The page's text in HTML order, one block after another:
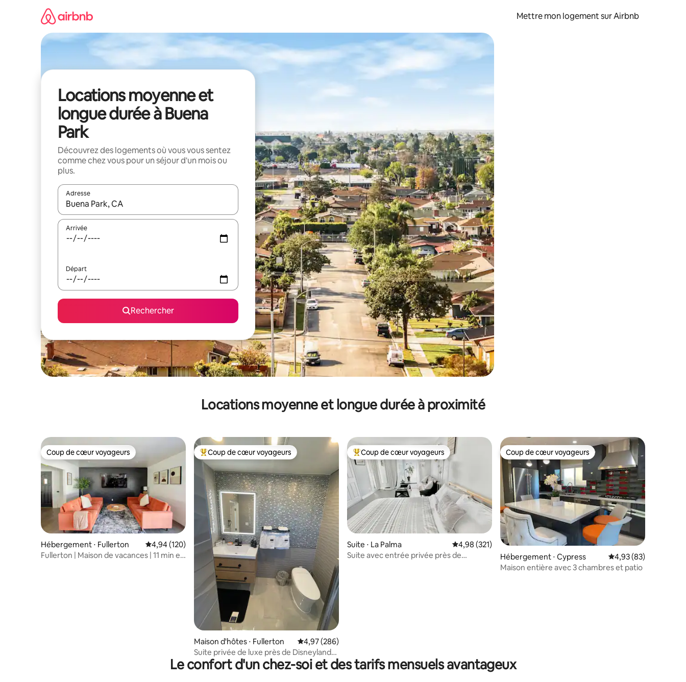
Mettre mon logement sur Airbnb
Locations moyenne et
longue durée à Buena
Park
Découvrez des logements où vous vous sentez
comme chez vous pour un séjour d'un mois ou
plus.
Adresse
Lorsque les résultats s'affichent, utilisez les flèches vers le haut et vers le bas pour les parcourir ou en appuyant et en faisant glisser.
Arrivée
Départ
Rechercher
Locations moyenne et longue durée à proximité
Coup de cœur voyageurs
Coup de cœur voyageurs
Hébergement ⋅ Fullerton Évaluation moyenne sur la base de 120 commentaires : 4,94 sur 5
4,94 (120)
Fullerton | Maison de vacances | 11 min en
Coups de cœur voyageurs les plus appréciés
Coup de cœur voyageurs
Maison d'hôtes ⋅ Fullerton Évaluation moyenne sur la base de 286 commentaires : 4,97 sur 5
4,97 (286)
Suite privée de luxe près de Disneyland
et de Knott's !
Coups de cœur voyageurs les plus appréciés
Coup de cœur voyageurs
Suite ⋅ La Palma Évaluation moyenne sur la base de 321 commentaires : 4,98 sur 5
4,98 (321)
Suite avec entrée privée près de
Coup de cœur voyageurs
Coup de cœur voyageurs
Hébergement ⋅ Cypress Évaluation moyenne
4,93 (83)
Maison entière avec 3 chambres et patio
Le confort d'un chez-soi et des tarifs mensuels avantageux